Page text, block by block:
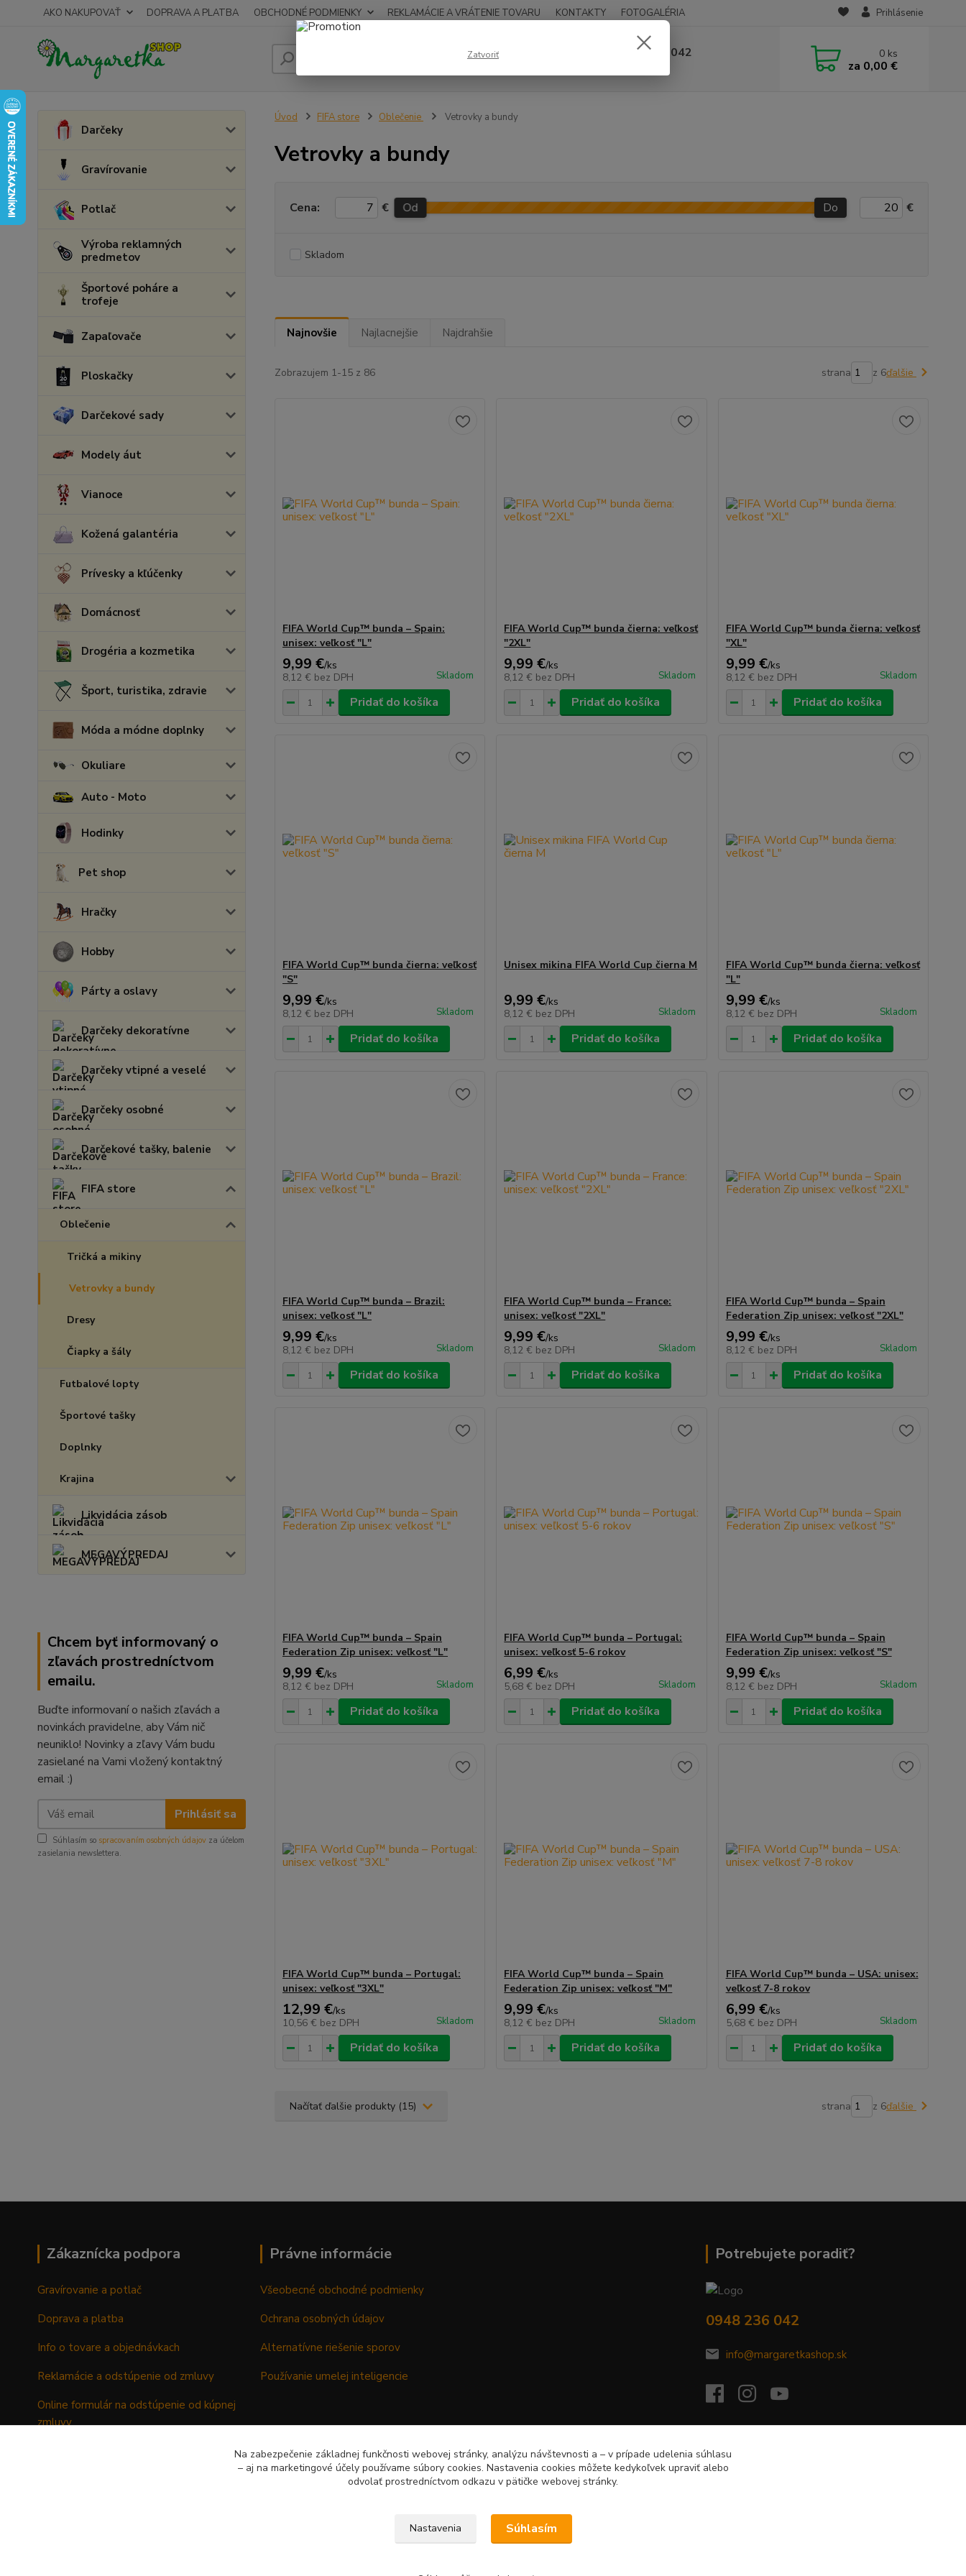
AKO NAKUPOVAŤ DOPRAVA A PLATBA OBCHODNÉ PODMIENKY REKLAMÁCIE A VRÁTENIE TOVARU KONTAKTY FOTOGALÉRIA Prihlásenie
Hľadať 0948 236 042 0 ks
za 0,00 €
Darčeky
Gravírovanie
Potlač
Výroba reklamných
predmetov
Športové poháre a
trofeje
Zapaľovače
Ploskačky
Darčekové sady
Modely áut
Vianoce
Kožená galantéria
Prívesky a kľúčenky
Domácnosť
Drogéria a kozmetika
Šport, turistika, zdravie
Móda a módne doplnky
Okuliare
Auto - Moto
Hodinky
Pet shop
Hračky
Hobby
Párty a oslavy
Darčeky dekoratívne
Darčeky vtipné a veselé
Darčeky osobné
Darčekové tašky, balenie
FIFA store
Oblečenie
Tričká a mikiny
Vetrovky a bundy
Dresy
Čiapky a šály
Futbalové lopty
Športové tašky
Doplnky
Krajina
Likvidácia zásob
MEGAVÝPREDAJ
Chcem byť informovaný o
zľavách prostredníctvom
emailu.
Buďte informovaní o našich zľavách a
novinkách pravidelne, aby Vám nič
neuniklo! Novinky a zľavy Vám budu
zasielané na Vami vložený kontaktný
email :)
Prihlásiť sa
Súhlasím so spracovaním osobných údajov za účelom
zasielania newslettera.
Úvod FIFA store Oblečenie Vetrovky a bundy
Vetrovky a bundy
Cena: € Od Do €
Skladom
Najnovšie Najlacnejšie Najdrahšie
Zobrazujem 1-15 z 86 strana z 6ďalšie
FIFA World Cup™ bunda – Spain:
unisex: veľkosť "L"
9,99 €/ks
8,12 € bez DPH Skladom
Pridať do košíka
FIFA World Cup™ bunda čierna: veľkosť
"2XL"
9,99 €/ks
8,12 € bez DPH Skladom
Pridať do košíka
FIFA World Cup™ bunda čierna: veľkosť
"XL"
9,99 €/ks
8,12 € bez DPH Skladom
Pridať do košíka
FIFA World Cup™ bunda čierna: veľkosť
"S"
9,99 €/ks
8,12 € bez DPH Skladom
Pridať do košíka
Unisex mikina FIFA World Cup čierna M
9,99 €/ks
8,12 € bez DPH Skladom
Pridať do košíka
FIFA World Cup™ bunda čierna: veľkosť
"L"
9,99 €/ks
8,12 € bez DPH Skladom
Pridať do košíka
FIFA World Cup™ bunda – Brazil:
unisex: veľkosť "L"
9,99 €/ks
8,12 € bez DPH Skladom
Pridať do košíka
FIFA World Cup™ bunda – France:
unisex: veľkosť "2XL"
9,99 €/ks
8,12 € bez DPH Skladom
Pridať do košíka
FIFA World Cup™ bunda – Spain
Federation Zip unisex: veľkosť "2XL"
9,99 €/ks
8,12 € bez DPH Skladom
Pridať do košíka
FIFA World Cup™ bunda – Spain
Federation Zip unisex: veľkosť "L"
9,99 €/ks
8,12 € bez DPH Skladom
Pridať do košíka
FIFA World Cup™ bunda – Portugal:
unisex: veľkosť 5-6 rokov
6,99 €/ks
5,68 € bez DPH Skladom
Pridať do košíka
FIFA World Cup™ bunda – Spain
Federation Zip unisex: veľkosť "S"
9,99 €/ks
8,12 € bez DPH Skladom
Pridať do košíka
FIFA World Cup™ bunda – Portugal:
unisex: veľkosť "3XL"
12,99 €/ks
10,56 € bez DPH Skladom
Pridať do košíka
FIFA World Cup™ bunda – Spain
Federation Zip unisex: veľkosť "M"
9,99 €/ks
8,12 € bez DPH Skladom
Pridať do košíka
FIFA World Cup™ bunda – USA: unisex:
veľkosť 7-8 rokov
6,99 €/ks
5,68 € bez DPH Skladom
Pridať do košíka
Načítať ďalšie produkty (15) strana z 6ďalšie
Zákaznícka podpora
Gravírovanie a potlač
Doprava a platba
Info o tovare a objednávkach
Reklamácie a odstúpenie od zmluvy
Online formulár na odstúpenie od kúpnej
zmluvy
Právne informácie
Všeobecné obchodné podmienky
Ochrana osobných údajov
Alternatívne riešenie sporov
Používanie umelej inteligencie
Potrebujete poradiť?
0948 236 042
info@margaretkashop.sk
Zatvoriť
Na zabezpečenie základnej funkčnosti webovej stránky, analýzu návštevnosti a – v prípade udelenia súhlasu
– aj na marketingové účely používame súbory cookies. Nastavenia cookies môžete kedykoľvek upraviť alebo
odvolať prostredníctvom odkazu v pätičke webovej stránky.
Nastavenia Súhlasím